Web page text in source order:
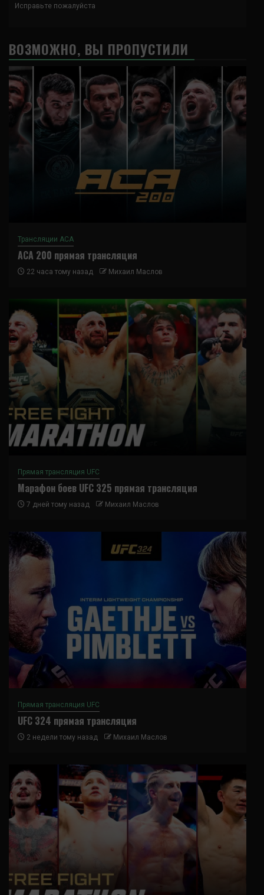
Исправьте пожалуйста
ВОЗМОЖНО, ВЫ ПРОПУСТИЛИ
Трансляции ACA
ACA 200 прямая трансляция
22 часа тому назад Михаил Маслов
Прямая трансляция UFC
Марафон боев UFC 325 прямая трансляция
7 дней тому назад Михаил Маслов
Прямая трансляция UFC
UFC 324 прямая трансляция
2 недели тому назад Михаил Маслов